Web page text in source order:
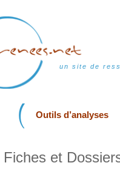
un site de
Outils d’analyses
Fiches et